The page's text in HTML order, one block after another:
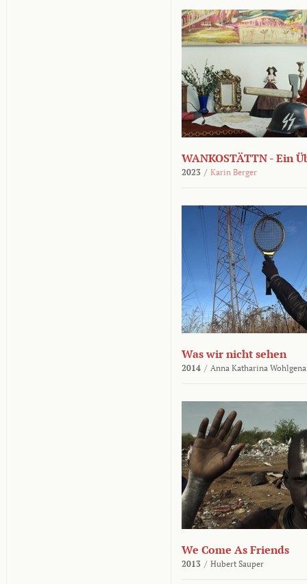
WANKOSTÄTTN - Ein
2023 / Karin Berger
Was wir nicht sehen
2014 / Anna Katharina
We Come As Friends
2013 / Hubert Sauper